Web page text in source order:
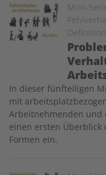
Mini-
Definition
Image
In dieser fünfteiligen
mit
Arbeitnehmenden und
einen ersten Überblick
Formen ein.